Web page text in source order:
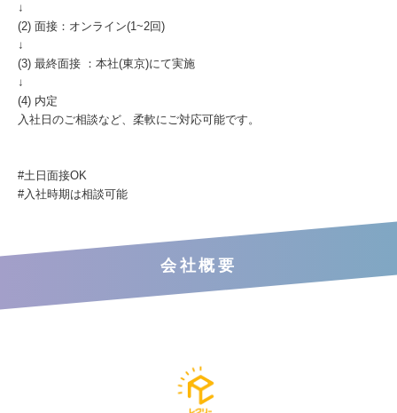
↓
(2) 面接：オンライン(1~2回)
↓
(3) 最終面接 ：本社(東京)にて実施
↓
(4) 内定
入社日のご相談など、柔軟にご対応可能です。
#土日面接OK
#入社時期は相談可能
会社概要